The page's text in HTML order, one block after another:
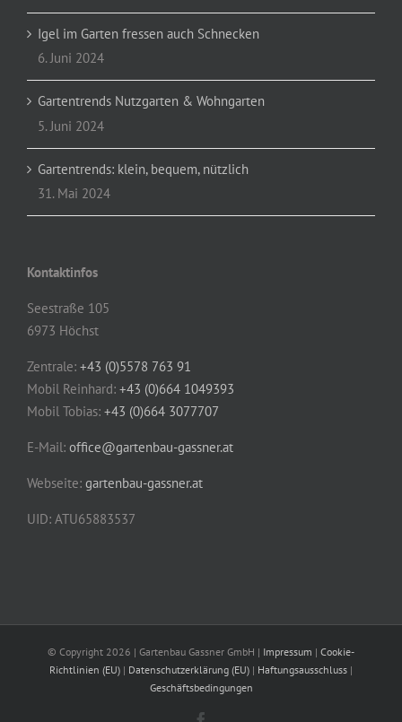
Igel im Garten fressen auch Schnecken
6. Juni 2024
Gartentrends Nutzgarten & Wohngarten
5. Juni 2024
Gartentrends: klein, bequem, nützlich
31. Mai 2024
Kontaktinfos
Seestraße 105
6973 Höchst
Zentrale: +43 (0)5578 763 91
Mobil Reinhard: +43 (0)664 1049393
Mobil Tobias: +43 (0)664 3077707
E-Mail: office@gartenbau-gassner.at
Webseite: gartenbau-gassner.at
UID: ATU65883537
© Copyright 2026 | Gartenbau Gassner GmbH | Impressum | Cookie-
Richtlinien (EU) | Datenschutzerklärung (EU) | Haftungsausschluss |
Geschäftsbedingungen